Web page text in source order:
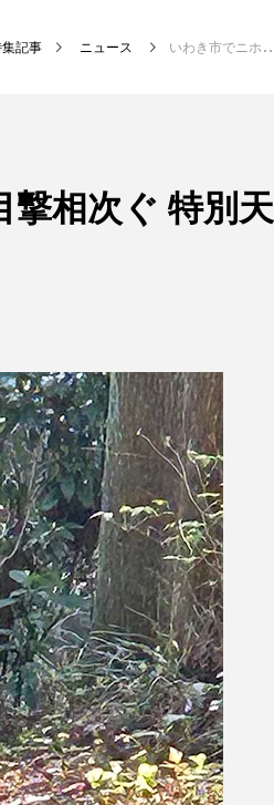
記事 ニュース いわき市でニホンカモシカの目撃相次ぐ 特別天然記念物 市街地でも
相次ぐ 特別天